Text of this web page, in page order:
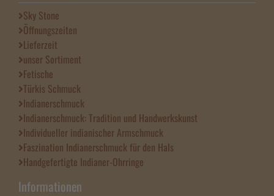
Sky Stone
Öffnungszeiten
Lieferzeit
unser Sortiment
Fetische
Türkis Schmuck
Indianerschmuck
Indianerschmuck: Tradition und Handwerkskunst
Individueller indianischer Armschmuck
Faszination Indianerschmuck für den Hals
Handgefertigte Indianer-Ohrringe
Informationen